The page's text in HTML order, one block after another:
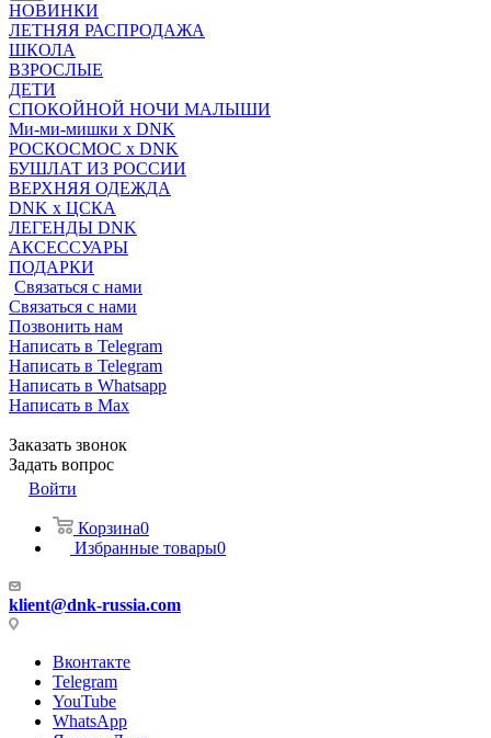
НОВИНКИ
ЛЕТНЯЯ РАСПРОДАЖА
ШКОЛА
ВЗРОСЛЫЕ
ДЕТИ
СПОКОЙНОЙ НОЧИ МАЛЫШИ
Ми-ми-мишки x DNK
РОСКОСМОС x DNK
БУШЛАТ ИЗ РОССИИ
ВЕРХНЯЯ ОДЕЖДА
DNK x ЦСКА
ЛЕГЕНДЫ DNK
АКСЕССУАРЫ
ПОДАРКИ
Связаться с нами
Связаться с нами
Позвонить нам
Написать в Telegram
Написать в Telegram
Написать в Whatsapp
Написать в Max
Заказать звонок
Задать вопрос
Войти
Корзина0
Избранные товары0
klient@dnk-russia.com
Вконтакте
Telegram
YouTube
WhatsApp